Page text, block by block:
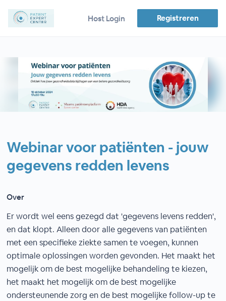
Host Login Registreren
Webinar voor patiënten - jouw
gegevens redden levens
Over
Er wordt wel eens gezegd dat 'gegevens levens redden',
en dat klopt. Alleen door alle gegevens van patiënten
met een specifieke ziekte samen te voegen, kunnen
optimale oplossingen worden gevonden. Het maakt het
mogelijk om de best mogelijke behandeling te kiezen,
het maakt het mogelijk om de best mogelijke
ondersteunende zorg en de best mogelijke follow-up te